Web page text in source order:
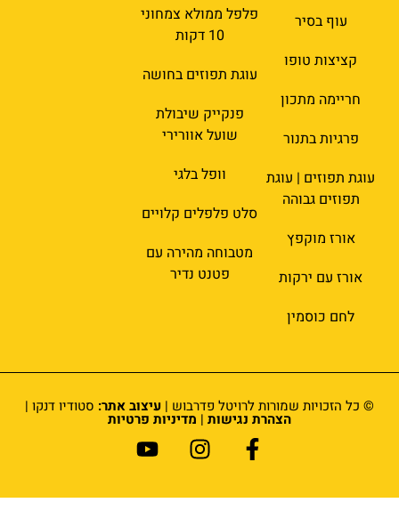
עוף בסיר
קציצות טופו
חריימה מתכון
פרגיות בתנור
עוגת תפוזים | עוגת
תפוזים גבוהה
אורז מוקפץ
אורז עם ירקות
לחם כוסמין
פלפל ממולא צמחוני
10 דקות
עוגת תפוזים בחושה
פנקייק שיבולת
שועל אוורירי
וופל בלגי
סלט פלפלים קלויים
מטבוחה מהירה עם
פטנט נדיר
© כל הזכויות שמורות לרויטל פדרבוש | עיצוב אתר: סטודיו דנקו |
הצהרת נגישות | מדיניות פרטיות